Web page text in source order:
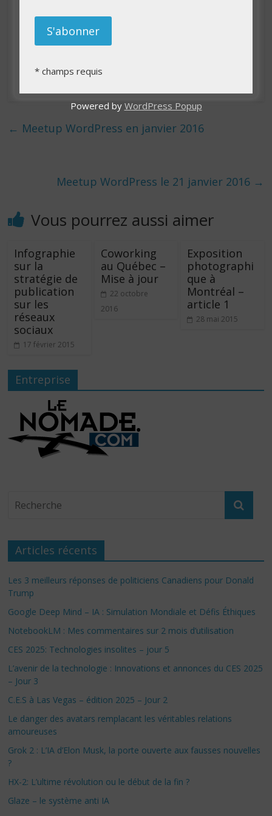
cet article ?
← Meetup WordPress en janvier 2016
Meetup WordPress le 21 janvier 2016 →
Vous pourrez aussi aimer
Infographie
sur la
stratégie de
publication
sur les
réseaux
sociaux
17 février 2015
Coworking
au Québec –
Mise à jour
22 octobre
2016
Exposition
photographi
que à
Montréal –
article 1
28 mai 2015
Entreprise
Articles récents
Les 3 meilleurs réponses de politiciens Canadiens pour Donald
Trump
Google Deep Mind – IA : Simulation Mondiale et Défis Éthiques
NotebookLM : Mes commentaires sur 2 mois d’utilisation
CES 2025: Technologies insolites – jour 5
L’avenir de la technologie : Innovations et annonces du CES 2025
– Jour 3
C.E.S à Las Vegas – édition 2025 – Jour 2
Le danger des avatars remplacant les véritables relations
amoureuses
Grok 2 : L’IA d’Elon Musk, la porte ouverte aux fausses nouvelles
?
HX-2: L’ultime révolution ou le début de la fin ?
Glaze – le système anti IA
* champs requis
Powered by WordPress Popup